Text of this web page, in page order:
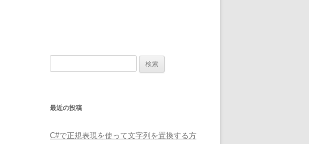
最近の投稿
C#で正規表現を使って文字列を置換する方